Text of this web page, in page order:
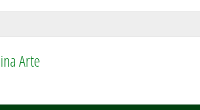
Arte